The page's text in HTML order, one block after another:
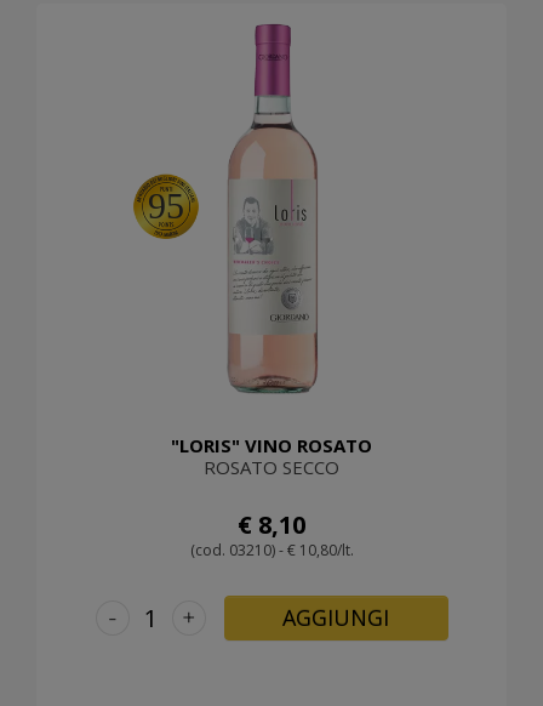
95
"LORIS" VINO ROSATO
ROSATO SECCO
€ 8,10
(cod. 03210) - € 10,80/lt.
+
- AGGIUNGI